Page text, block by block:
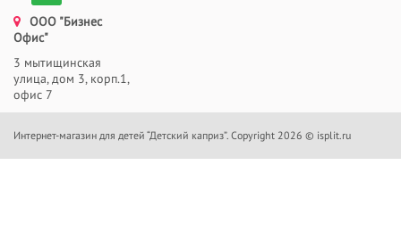
ООО "Бизнес
Офис"
3 мытищинская
улица, дом 3, корп.1,
офис 7
Интернет-магазин для детей “Детский каприз”. Copyright 2026 © isplit.ru